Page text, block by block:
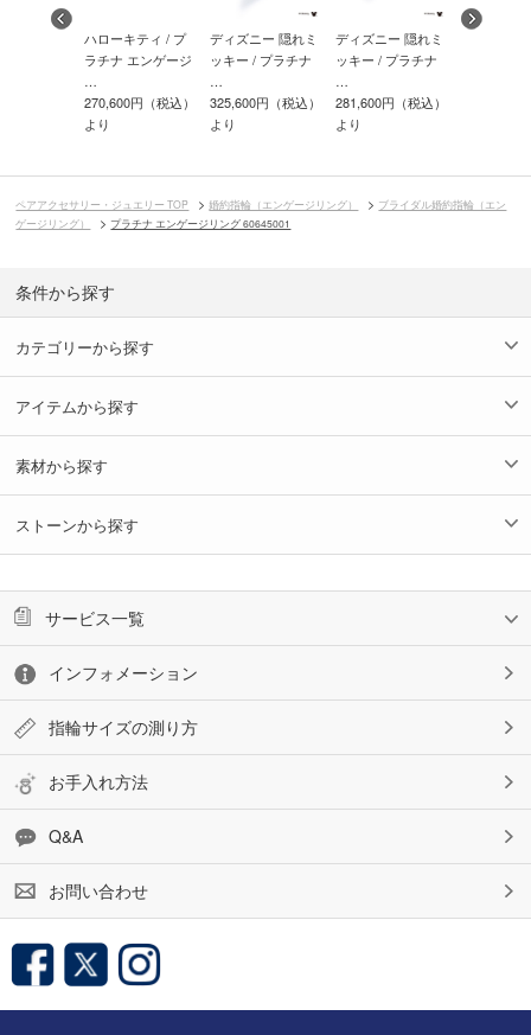
ハローキティ / プ
ラチナ エンゲージ
…
270,600円（税込）
より
ディズニー 隠れミ
ッキー / プラチナ
…
325,600円（税込）
より
ディズニー 隠れミ
ッキー / プラチナ
…
281,600円（税込）
より
ペアアクセサリー・ジュエリー TOP 婚約指輪（エンゲージリング）
ブライダル婚約指輪（エン
ゲージリング）
プラチナ エンゲージリング 60645001
条件から探す
カテゴリーから探す
アイテムから探す
素材から探す
ストーンから探す
サービス一覧
インフォメーション
指輪サイズの測り方
お手入れ方法
Q&A
お問い合わせ